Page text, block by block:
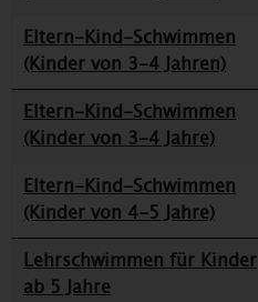
Eltern-Kind-Schwimmen
(Kinder von 3-4 Jahren)
Eltern-Kind-Schwimmen
(Kinder von 3-4 Jahre)
Eltern-Kind-Schwimmen
(Kinder von 4-5 Jahre)
Lehrschwimmen für Kinder
ab 5 Jahre